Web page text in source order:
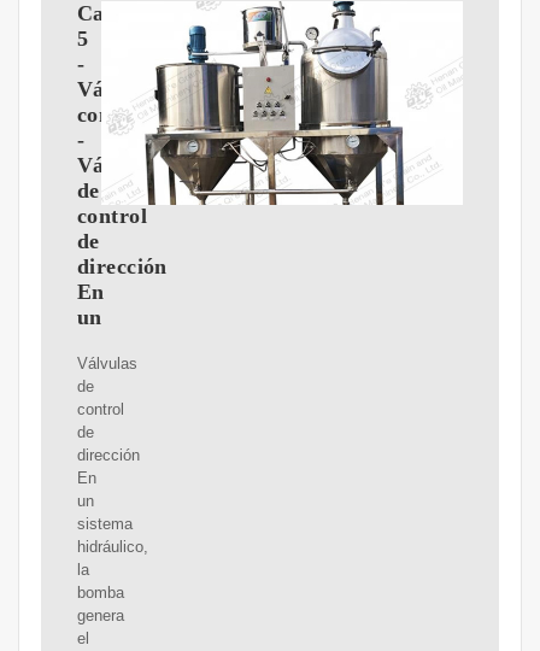
Cap
5
-
Válvulas
completo
-
Válvulas
de
control
de
dirección
En
un
Válvulas
de
control
de
dirección
En
un
sistema
hidráulico,
la
bomba
genera
el